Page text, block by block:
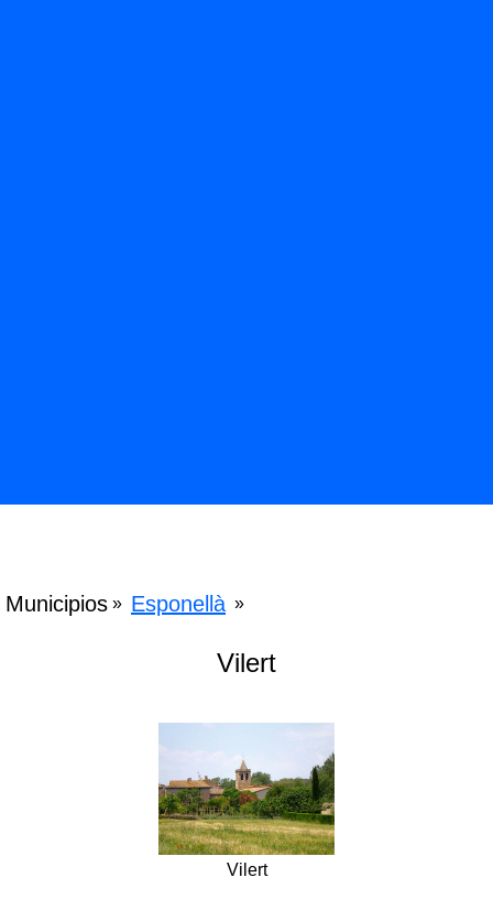
Municipios » Esponellà »
Vilert
Vilert